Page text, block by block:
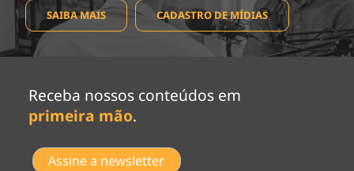
SAIBA MAIS CADASTRO DE MÍDIAS
Receba nossos conteúdos em
primeira mão.
Assine a newsletter